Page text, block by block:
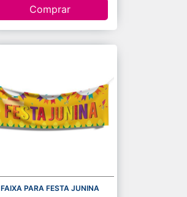
Comprar
FAIXA PARA FESTA JUNINA